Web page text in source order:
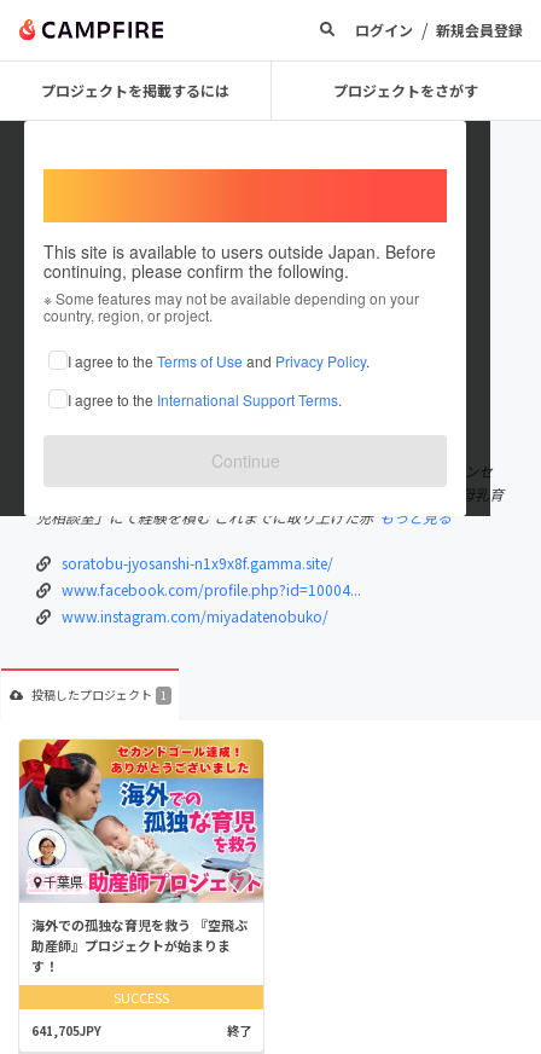
ログイン / 新規会員登録
プロジェクトを掲載するには プロジェクトをさがす
This site is available to users outside Japan. Before
continuing, please confirm the following.
※ Some features may not be available depending on your
country, region, or project.
I agree to the Terms of Use and Privacy Policy.
I agree to the International Support Terms.
Continue
nobrin 38
これまでに11回支援して1件のプロジェクトを投稿しています
在住国：日本 現在地：千葉県
出身国：日本 出身地：未設定
名前：宮舘信子（みやだて のぶこ） 職業：助産師・母乳育児カウンセ
ラー・育児支援活動家 経歴：助産師として病院勤務後、「桶谷式母乳育
児相談室」にて経験を積む これまでに取り上げた赤 もっと見る
soratobu-jyosanshi-n1x9x8f.gamma.site/
www.facebook.com/profile.php?id=10004...
www.instagram.com/miyadatenobuko/
投稿したプロジェクト 1
千葉県
海外での孤独な育児を救う 『空飛ぶ
助産師』プロジェクトが始まりま
す！
SUCCESS
641,705JPY 終了